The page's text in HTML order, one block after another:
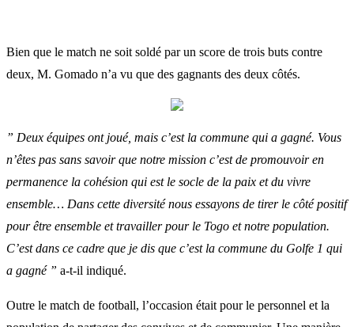
Bien que le match ne soit soldé par un score de trois buts contre
deux, M. Gomado n’a vu que des gagnants des deux côtés.
” Deux équipes ont joué, mais c’est la commune qui a gagné. Vous
n’êtes pas sans savoir que notre mission c’est de promouvoir en
permanence la cohésion qui est le socle de la paix et du vivre
ensemble… Dans cette diversité nous essayons de tirer le côté positif
pour être ensemble et travailler pour le Togo et notre population.
C’est dans ce cadre que je dis que c’est la commune du Golfe 1 qui
a gagné ” a-t-il indiqué.
Outre le match de football, l’occasion était pour le personnel et la